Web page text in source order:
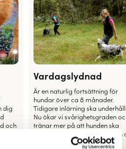
dig
och
Vardagslydnad
Är en naturlig fortsättning för
hundar över ca 8 månader.
Tidigare inlärning ska
Nu ökar vi svårighetsgraden
tränar mer på att hunden ska
kunna stanna, stanna kvar och
komma då du kallar, även då